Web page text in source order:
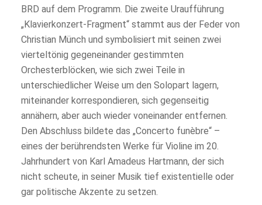
BRD auf dem Programm. Die zweite Uraufführung
„Klavierkonzert-Fragment“ stammt aus der Feder von
Christian Münch und symbolisiert mit seinen zwei
vierteltönig gegeneinander gestimmten
Orchesterblöcken, wie sich zwei Teile in
unterschiedlicher Weise um den Solopart lagern,
miteinander korrespondieren, sich gegenseitig
annähern, aber auch wieder voneinander entfernen.
Den Abschluss bildete das „Concerto funèbre“ –
eines der berührendsten Werke für Violine im 20.
Jahrhundert von Karl Amadeus Hartmann, der sich
nicht scheute, in seiner Musik tief existentielle oder
gar politische Akzente zu setzen.